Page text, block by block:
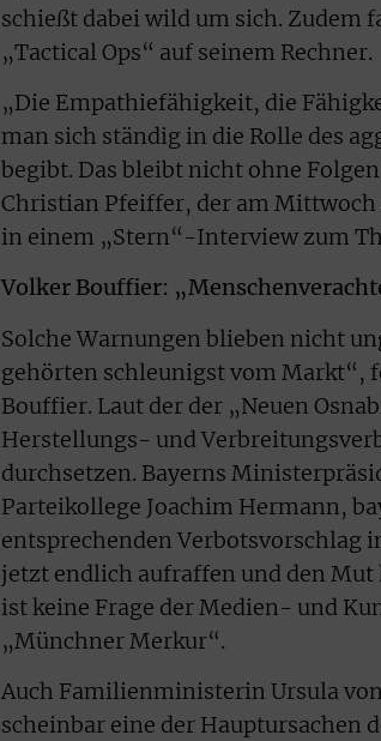
schießt dabei wild um sich. Zudem
„Tactical Ops“ auf seinem Rechner.
„Die Empathiefähigkeit, die
man sich ständig in die Rolle des
begibt. Das bleibt nicht ohne
Christian Pfeiffer, der am
in einem „Stern“-Interview zum
Volker Bouffier:
Solche Warnungen blieben nicht
gehörten schleunigst vom Markt“,
Bouffier. Laut der der „Neuen
Herstellungs- und
durchsetzen. Bayerns
Parteikollege Joachim Hermann,
entsprechenden Verbotsvorschlag
jetzt endlich aufraffen und den Mut
ist keine Frage der Medien- und
„Münchner Merkur“.
Auch Familienministerin Ursula
scheinbar eine der Hauptursachen